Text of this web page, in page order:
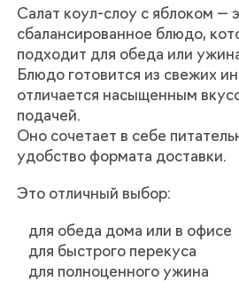
Салат коул-слоу с яблоком —
сбалансированное блюдо,
подходит для обеда или
Блюдо готовится из свежих
отличается насыщенным
подачей.
Оно сочетает в себе
удобство формата доставки.
Это отличный выбор:
для обеда дома или в офисе
для быстрого перекуса
для полноценного ужина